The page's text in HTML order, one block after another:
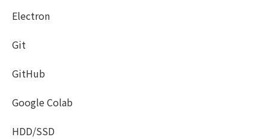
Electron
Git
GitHub
Google Colab
HDD/SSD